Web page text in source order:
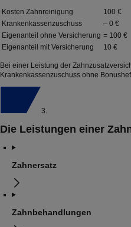
Kosten Zahnreinigung
100 €
Krankenkassenzuschuss
– 0 €
Eigenanteil ohne Versicherung = 100 €
Eigenanteil mit Versicherung
10 €
Bei einer Leistung der
Krankenkassenzuschuss ohne
3.
Die Leistungen einer
Zahnersatz
Zahnbehandlungen